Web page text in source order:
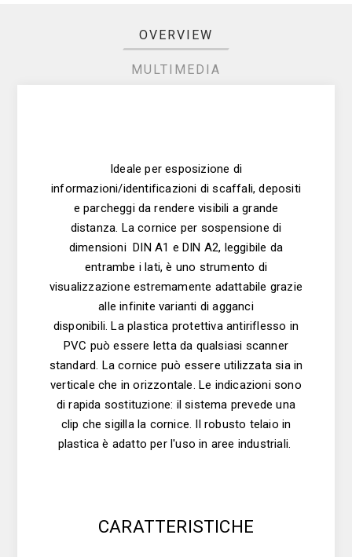
OVERVIEW
MULTIMEDIA
Ideale per esposizione di
informazioni/identificazioni di scaffali, depositi
e parcheggi da rendere visibili a grande
distanza. La cornice per sospensione di
dimensioni DIN A1 e DIN A2, leggibile da
entrambe i lati, è uno strumento di
visualizzazione estremamente adattabile grazie
alle infinite varianti di agganci
disponibili. La plastica protettiva antiriflesso in
PVC può essere letta da qualsiasi scanner
standard. La cornice può essere utilizzata sia in
verticale che in orizzontale. Le indicazioni sono
di rapida sostituzione: il sistema prevede una
clip che sigilla la cornice. Il robusto telaio in
plastica è adatto per l'uso in aree industriali.
CARATTERISTICHE